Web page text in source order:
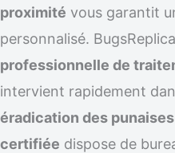
proximité vous garantit
personnalisé.
professionnelle de
intervient rapidement
éradication des punaises
certifiée dispose de